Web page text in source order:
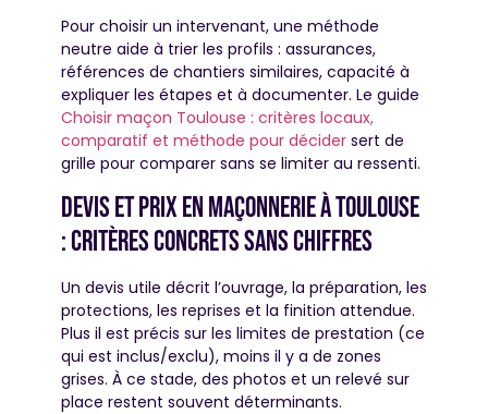
Pour choisir un intervenant, une méthode
neutre aide à trier les profils : assurances,
références de chantiers similaires, capacité à
expliquer les étapes et à documenter. Le guide
Choisir maçon Toulouse : critères locaux,
comparatif et méthode pour décider sert de
grille pour comparer sans se limiter au ressenti.
Devis et prix en maçonnerie à Toulouse
: critères concrets sans chiffres
Un devis utile décrit l’ouvrage, la préparation, les
protections, les reprises et la finition attendue.
Plus il est précis sur les limites de prestation (ce
qui est inclus/exclu), moins il y a de zones
grises. À ce stade, des photos et un relevé sur
place restent souvent déterminants.